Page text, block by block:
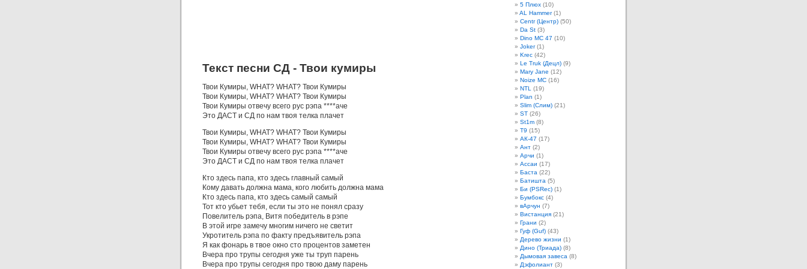
Текст песни СД - Твои кумиры
Твои Кумиры, WHAT? WHAT? Твои Кумиры
Твои Кумиры, WHAT? WHAT? Твои Кумиры
Твои Кумиры отвечу всего рус рэпа ****аче
Это ДАСТ и СД по нам твоя телка плачет
Твои Кумиры, WHAT? WHAT? Твои Кумиры
Твои Кумиры, WHAT? WHAT? Твои Кумиры
Твои Кумиры отвечу всего рус рэпа ****аче
Это ДАСТ и СД по нам твоя телка плачет
Кто здесь папа, кто здесь главный самый
Кому давать должна мама, кого любить должна мама
Кто здесь папа, кто здесь самый самый
Тот кто убьет тебя, если ты это не понял сразу
Повелитель рэпа, Витя победитель в рэпе
В этой игре замечу многим ничего не светит
Укротитель рэпа по факту предъявитель рэпа
Я как фонарь в твое окно сто процентов заметен
Вчера про трупы сегодня уже ты труп парень
Вчера про трупы сегодня про твою даму парень
5 Плюх (10)
AL Hammer(1)
Centr (Центр) (50)
Da St (3)
Dino MC 47 (10)
Joker(1)
Krec (42)
Le Truk (Децл) (9)
Mary Jane (12)
Noize MC (16)
NTL
(19)
Plan (1)
Slim (Слим) (21)
ST (26)
St1m (8)
T9 (15)
АК-47 (17)
Ант (2)
Арчи (1)
Ассаи (17)
Баста (22)
Батишта (5)
Би (PSRec) (1)
Бумбокс (4)
вАрчун (7)
Вистанция (21)
Грани (2)
Гуф (Guf) (43)
Дерево жизни (1)
Дино (Триада) (8)
Дымовая завеса (8)
Дэфолиант (3)